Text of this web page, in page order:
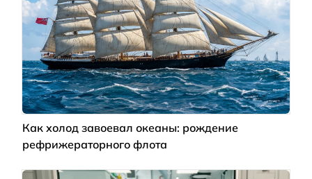
Как холод завоевал океаны: рождение
рефрижераторного флота